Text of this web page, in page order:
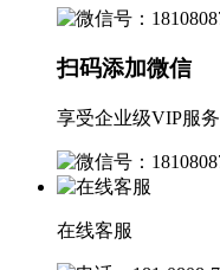
扫码添加微信
享受企业级VIP服务
在线客服